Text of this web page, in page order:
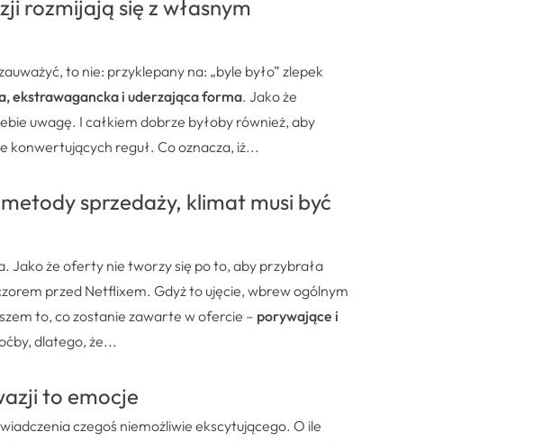
rozmijają się z własnym
to nie: przyklepany na: „byle było” zlepek
ekstrawagancka i uderzająca forma. Jako że
uwagę. I całkiem dobrze byłoby również, aby
konwertujących reguł. Co oznacza, iż...
sprzedaży, klimat musi być
Jako że oferty nie tworzy się po to, aby przybrała
przed Netflixem. Gdyż to ujęcie, wbrew ogólnym
to, co zostanie zawarte w ofercie – porywające i
dlatego, że...
to emocje
czegoś niemożliwie ekscytującego. O ile